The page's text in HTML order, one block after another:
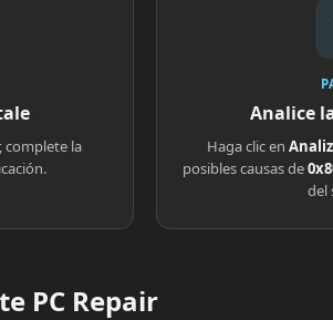
complete la
Analice
Haga clic en
posibles causas de
del
PC Repair